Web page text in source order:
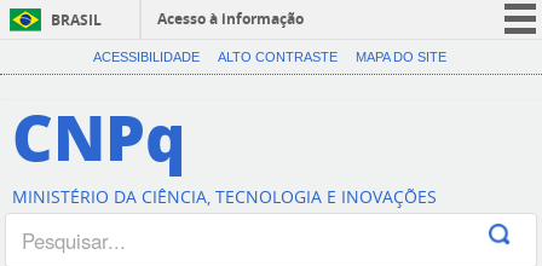
BRASIL
Acesso à informação
CORONAVÍRUS (COVID-19)
Canais
ACESSIBILIDADE ALTO CONTRASTE MAPA DO SITE
CNPq
MINISTÉRIO DA CIÊNCIA, TECNOLOGIA E INOVAÇÕES